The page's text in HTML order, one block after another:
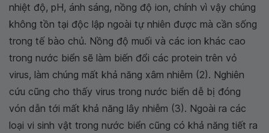
nhiệt độ, pH, ánh sáng, nồng độ ion, chính vì vậy chúng
không tồn tại độc lập ngoài tự nhiên được mà cần sống
trong tế bào chủ. Nồng độ muối và các ion khác cao
trong nước biển sẽ làm biến đổi các protein trên vỏ
virus, làm chúng mất khả năng xâm nhiễm (2). Nghiên
cứu cũng cho thấy virus trong nước biển dễ bị đóng
vón dẫn tới mất khả năng lây nhiễm (3). Ngoài ra các
loại vi sinh vật trong nước biển cũng có khả năng tiết ra